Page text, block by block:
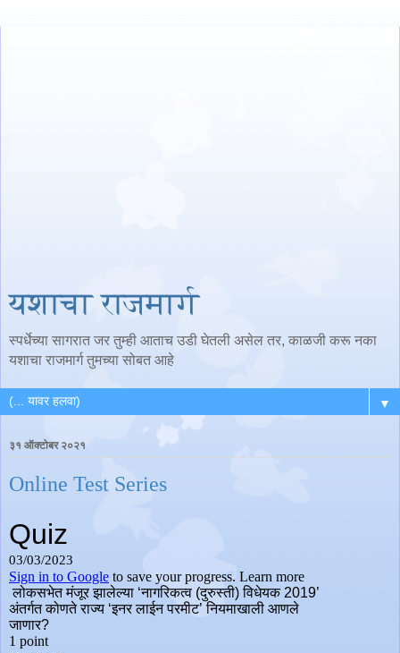
यशाचा राजमार्ग
स्पर्धेच्या सागरात जर तुम्ही आताच उडी घेतली असेल तर, काळजी करू नका
यशाचा राजमार्ग तुमच्या सोबत आहे
▼
३१ ऑक्टोबर २०२१
Online Test Series